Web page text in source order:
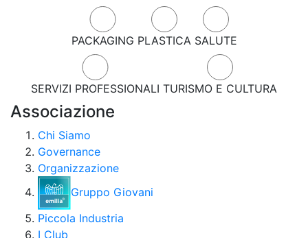
PACKAGING PLASTICA SALUTE
SERVIZI PROFESSIONALI TURISMO E CULTURA
Associazione
Chi Siamo
Governance
Organizzazione
Gruppo Giovani
Piccola Industria
I Club